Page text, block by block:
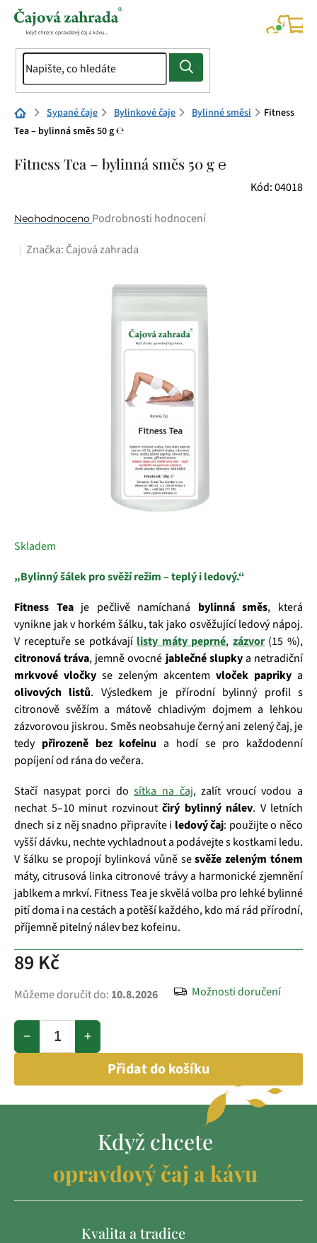
Přejít
Domů Sypané čaje Bylinkové čaje Bylinné směsi
Fitness
Tea – bylinná směs 50 g ℮
Fitness Tea – bylinná směs 50 g ℮
Kód:04018
Průměrné
produktu
Neohodnoceno Podrobnosti hodnocení
Značka: Čajová zahrada
89 Kč
Skladem
Můžeme doručit do: 10.8.2026 Možnosti doručení
+
−
Přidat do košíku
„Bylinný šálek pro svěží režim – teplý i ledový.“
Fitness Teaje pečlivě namíchaná bylinná směs, která
vynikne jak v horkém šálku, tak jako osvěžující ledový nápoj.
V receptuře se potkávají listy máty peprné, zázvor(15 %),
citronová tráva, jemně ovocné jablečné slupkya netradiční
mrkvové vločky se zeleným akcentem vloček papriky a
olivových listů. Výsledkem je přírodní bylinný profil s
citronově svěžím a mátově chladivým dojmem a lehkou
zázvorovou jiskrou. Směs neobsahuje černý ani zelený čaj, je
tedy přirozeně bez kofeinu a hodí se pro každodenní
popíjení od rána do večera.
Stačí nasypat porci dosítka na čaj, zalít vroucí vodou a
nechat 5–10 minut rozvinout čirý bylinný nálev. V letních
dnech si z něj snadno připravíte i ledový čaj: použijte o něco
vyšší dávku, nechte vychladnout a podávejte s kostkami ledu.
V šálku se propojí bylinková vůně sesvěže zeleným tónem
máty, citrusová linka citronové trávy a harmonické zjemnění
jablkem a mrkví. Fitness Tea je skvělá volba pro lehké bylinné
pití doma i na cestách a potěší každého, kdo má rád přírodní,
příjemně pitelný nálev bez kofeinu.
Když chcete
opravdový čaj a kávu
Kvalita a tradice